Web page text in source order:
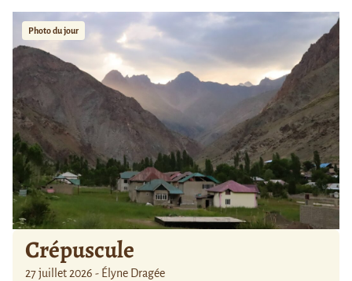
Photo du jour
Crépuscule
27 juillet 2026 - Élyne Dragée